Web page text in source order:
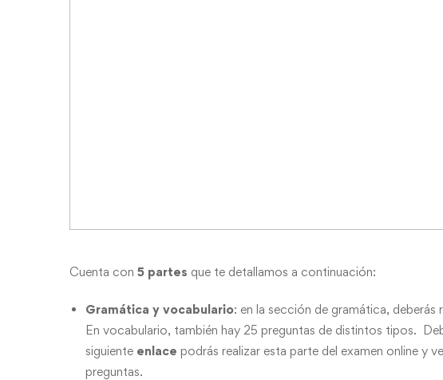
Cuenta con 5 partes que te detallamos a continuación:
Gramática y vocabulario: en la sección de gramática,
En vocabulario, también hay 25 preguntas de distintos tipos.
siguiente enlace podrás realizar esta parte del examen online y
preguntas.